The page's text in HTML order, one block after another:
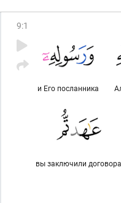
9:1
и Его посланника
вы заключили договора